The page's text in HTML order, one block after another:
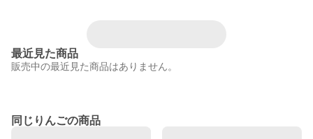
最近見た商品
販売中の最近見た商品はありません。
同じりんごの商品